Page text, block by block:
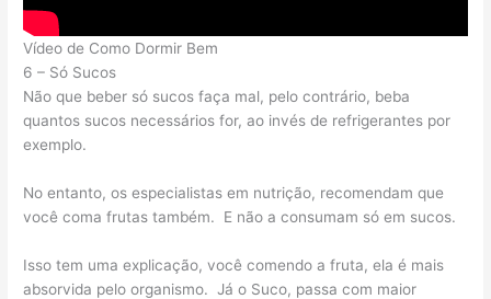
Vídeo de Como Dormir Bem
6 – Só Sucos
Não que beber só sucos faça mal, pelo contrário, beba
quantos sucos necessários for, ao invés de refrigerantes por
exemplo.
No entanto, os especialistas em nutrição, recomendam que
você coma frutas também. E não a consumam só em sucos.
Isso tem uma explicação, você comendo a fruta, ela é mais
absorvida pelo organismo. Já o Suco, passa com maior